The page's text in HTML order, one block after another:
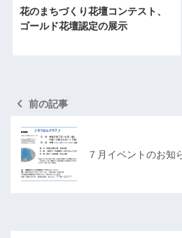
花のまちづくり花壇コンテスト、
ゴールド花壇認定の展示
前の記事
７月イベントのお知